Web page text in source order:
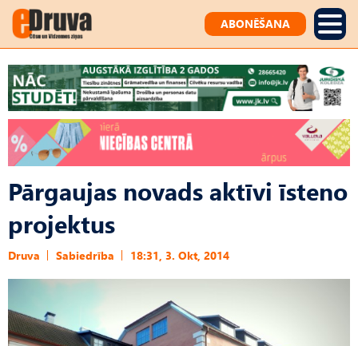
ABONĒŠANA
Pārgaujas novads aktīvi īsteno
projektus
Druva Sabiedrība 18:31, 3. Okt, 2014